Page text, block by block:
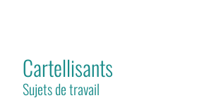
Cartellisants
Sujets de travail